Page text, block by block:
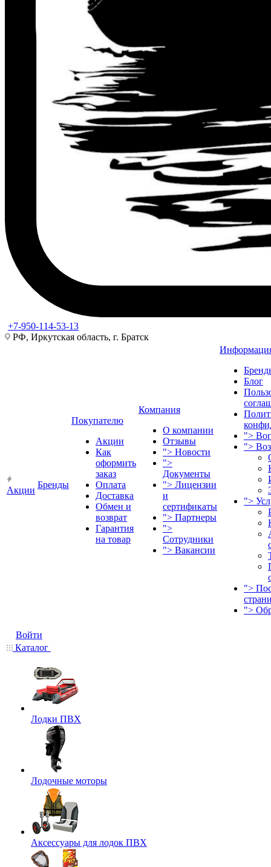
+7-950-114-53-13
РФ, Иркутская область, г. Братск
Акции
Бренды
Покупателю
Акции
Как
оформить
заказ
Оплата
Доставка
Обмен и
возврат
Гарантия
на товар
Компания
О компании
Отзывы
"> Новости
">
Документы
"> Лицензии
и
сертификаты
"> Партнеры
">
Сотрудники
"> Вакансии
Блог
">
">
">
">
">
Войти
Каталог
Лодки ПВХ
Лодочные моторы
Аксессуары для лодок ПВХ